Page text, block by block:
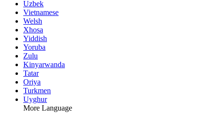
Uzbek
Vietnamese
Welsh
Xhosa
Yiddish
Yoruba
Zulu
Kinyarwanda
Tatar
Oriya
Turkmen
Uyghur
More Language